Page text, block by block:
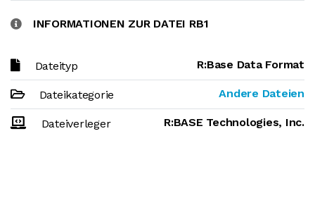
INFORMATIONEN ZUR DATEI RB1
Dateityp R:Base Data Format
Dateikategorie Andere Dateien
Dateiverleger R:BASE Technologies, Inc.